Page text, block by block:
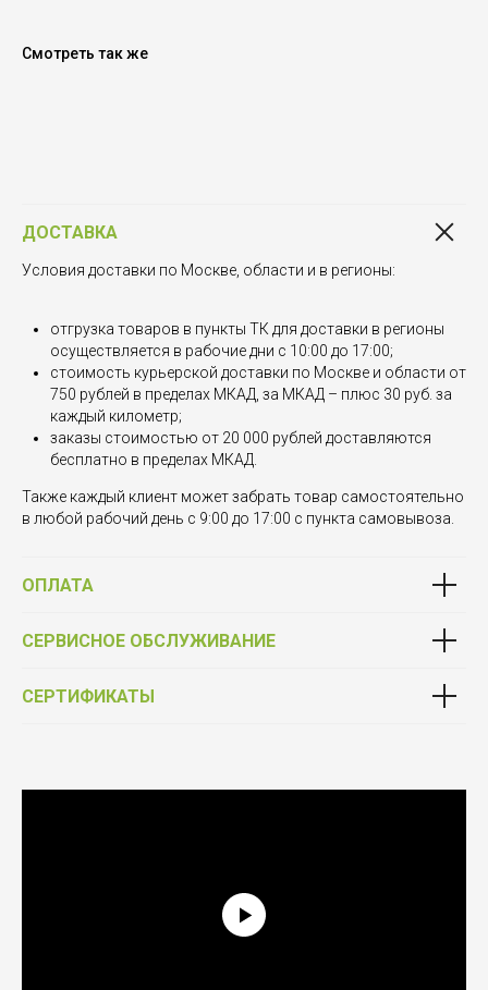
Смотреть так же
ДОСТАВКА
Условия доставки по Москве, области и в регионы:
отгрузка товаров в пункты ТК для доставки в регионы
осуществляется в рабочие дни с 10:00 до 17:00;
стоимость курьерской доставки по Москве и области от
750 рублей в пределах МКАД, за МКАД – плюс 30 руб. за
каждый километр;
заказы стоимостью от 20 000 рублей доставляются
бесплатно в пределах МКАД.
Также каждый клиент может забрать товар самостоятельно
в любой рабочий день с 9:00 до 17:00 с пункта самовывоза.
ОПЛАТА
СЕРВИСНОЕ ОБСЛУЖИВАНИЕ
СЕРТИФИКАТЫ